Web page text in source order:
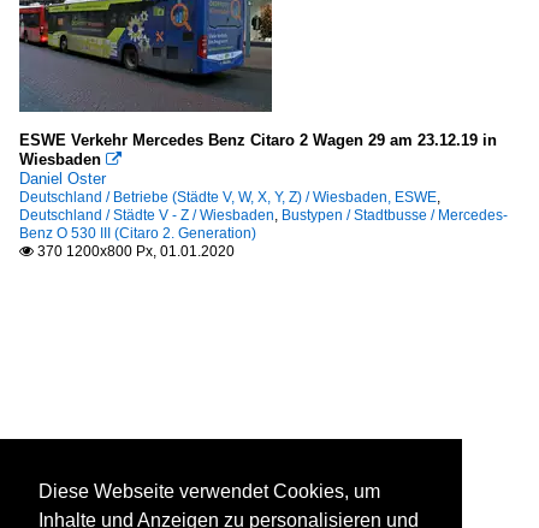
ESWE Verkehr Mercedes Benz Citaro 2 Wagen 29 am 23.12.19 in
Wiesbaden 
Daniel Oster
Deutschland / Betriebe (Städte V, W, X, Y, Z) / Wiesbaden, ESWE,
Deutschland / Städte V - Z / Wiesbaden, Bustypen / Stadtbusse / Mercedes-
Benz O 530 III (Citaro 2. Generation)
 370 1200x800 Px, 01.01.2020
Diese Webseite verwendet Cookies, um
Inhalte und Anzeigen zu personalisieren und